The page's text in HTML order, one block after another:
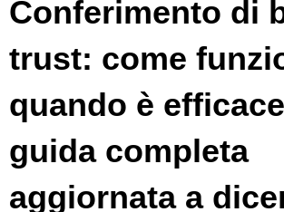
Conferimento di
trust: come
quando è
guida completa
aggiornata a